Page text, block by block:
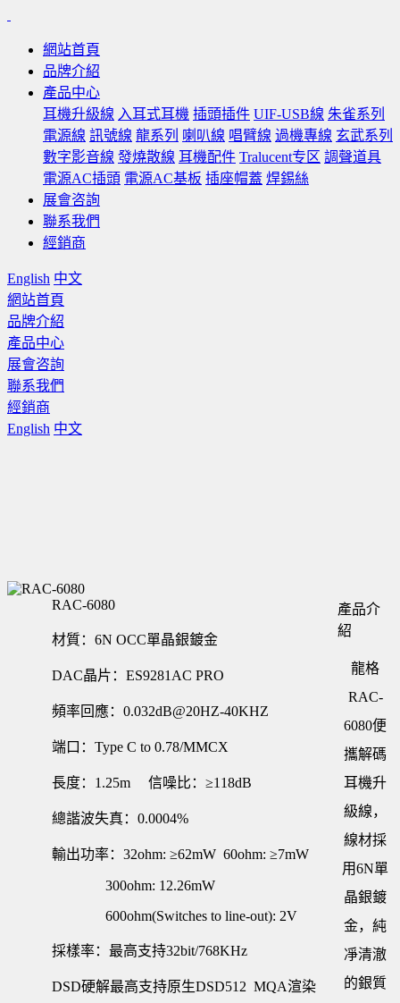
網站首頁
品牌介紹
產品中心
耳機升級線 入耳式耳機 插頭插件 UIF-USB線 朱雀系列
電源線 訊號線 龍系列 喇叭線 唱臂線 過機專線 玄武系列
數字影音線 發燒散線 耳機配件 Tralucent专区 調聲道具
電源AC插頭 電源AC基板 插座帽蓋 焊錫絲
展會咨詢
聯系我們
經銷商
English 中文
網站首頁
品牌介紹
產品中心
展會咨詢
聯系我們
經銷商
English 中文
RAC-6080
材質：6N OCC單晶銀鍍金
DAC晶片：ES9281AC PRO
頻率回應：0.032dB@20HZ-40KHZ
端口：Type C to 0.78/MMCX
長度：1.25m 信噪比：≥118dB
總諧波失真：0.0004%
輸出功率：32ohm: ≥62mW 60ohm: ≥7mW
300ohm: 12.26mW
600ohm(Switches to line-out): 2V
採樣率：最高支持32bit/768KHz
DSD硬解最高支持原生DSD512 MQA渲染
產品介
紹
龍格
RAC-
6080便
攜解碼
耳機升
級線，
線材採
用6N單
晶銀鍍
金，純
凈清澈
的銀質